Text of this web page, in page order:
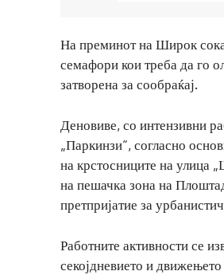
На преминот на Широк
семафори кои треба да го
затворена за сообраќај.
Деновиве, со интензивни
„Паркинзи“, согласно
на крстосниците на улица
на пешачка зона на
претпријатие за
Работните активности се
секојдневието и движењето